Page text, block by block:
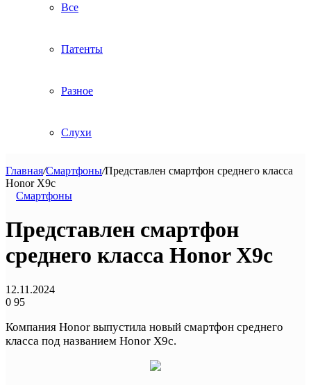
Все
Патенты
Разное
Слухи
Главная/Смартфоны/Представлен смартфон среднего класса
Honor X9c
Смартфоны
Представлен смартфон
среднего класса Honor X9c
12.11.2024
0 95
Компания Honor выпустила новый смартфон среднего
класса под названием Honor X9c.